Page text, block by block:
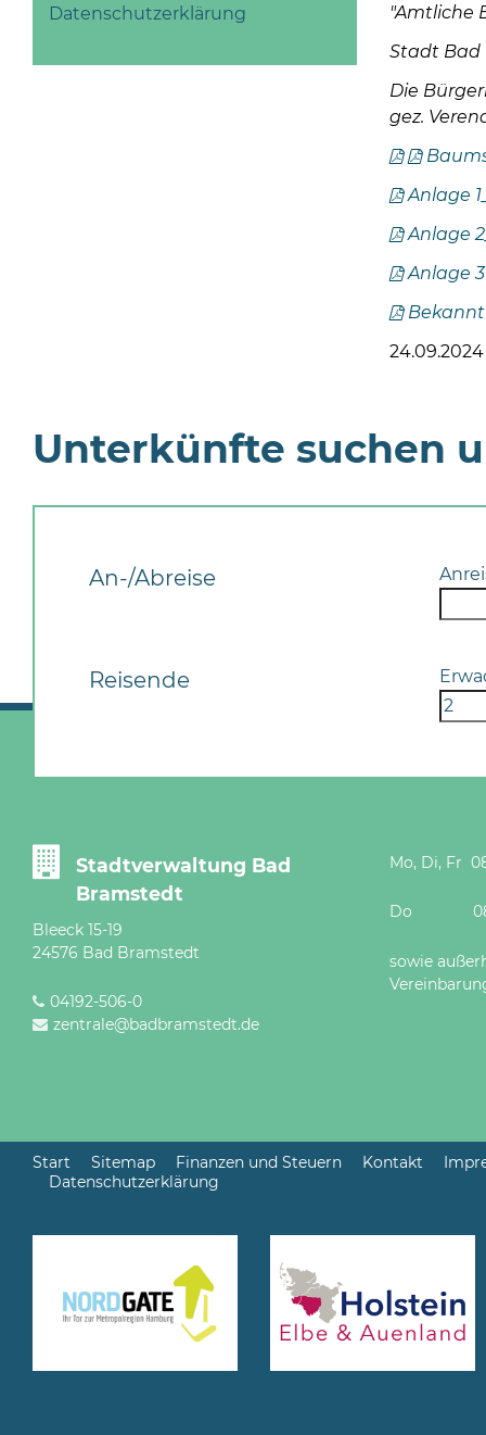
Datenschutzerklärung
"Amtliche
Stadt Bad
Die
gez.
Anlage
Anlage
Anlage
24.09.2024
Unterkünfte suchen
An-/Abreise
Reisende
Stadtverwaltung Bad
Bramstedt
Bleeck 15-19
24576 Bad Bramstedt
04192-506-0
zentrale@badbramstedt.de
Mo, Di, Fr
Do 08 -
sowie
Start Sitemap Finanzen und Steuern Kontakt
Datenschutzerklärung